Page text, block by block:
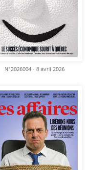
N°2026004 - 8 avril 2026